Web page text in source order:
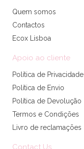
Quem somos
Contactos
Ecox Lisboa
Apoio ao cliente
Política de Privacidade
Política de Envio
Política de Devolução
Termos e Condições
Livro de reclamações
Contact Us